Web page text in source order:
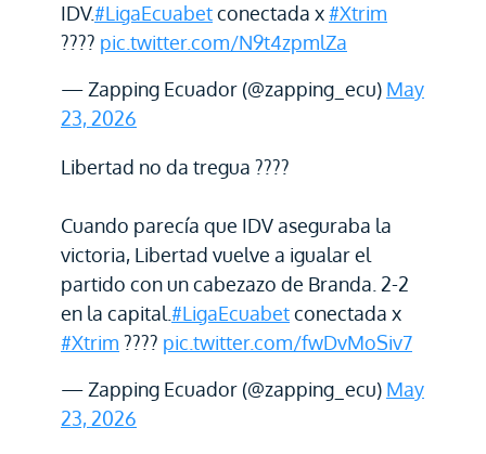
IDV.#LigaEcuabetconectada x#Xtrim
???? pic.twitter.com/N9t4zpmlZa
— Zapping Ecuador (@zapping_ecu) May
23, 2026
Libertad no da tregua ????
Cuando parecía que IDV aseguraba la
victoria, Libertad vuelve a igualar el
partido con un cabezazo de Branda. 2-2
en la capital. #LigaEcuabetconectada x
#Xtrim ???? pic.twitter.com/fwDvMoSiv7
— Zapping Ecuador (@zapping_ecu) May
23, 2026